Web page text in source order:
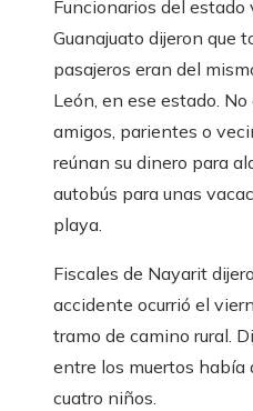
Funcionarios del estado
Guanajuato dijeron que
pasajeros eran del
León, en ese estado. No
amigos, parientes o
reúnan su dinero para
autobús para unas
playa.
Fiscales de Nayarit
accidente ocurrió el
tramo de camino rural.
entre los muertos había
cuatro niños.